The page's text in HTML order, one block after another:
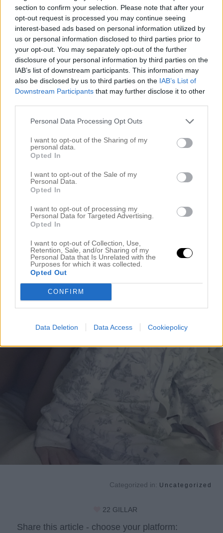
section to confirm your selection. Please note that after your
opt-out request is processed you may continue seeing
interest-based ads based on personal information utilized by
us or personal information disclosed to third parties prior to
your opt-out. You may separately opt-out of the further
disclosure of your personal information by third parties on the
IAB’s list of downstream participants. This information may
also be disclosed by us to third parties on the IAB’s List of
Downstream Participants that may further disclose it to other
Personal Data Processing Opt Outs
I want to opt-out of the Sharing of my
personal data.
Opted In
I want to opt-out of the Sale of my
Personal Data.
Opted In
I want to opt-out of processing my
Personal Data for Targeted Advertising.
Opted In
I want to opt-out of Collection, Use,
Retention, Sale, and/or Sharing of my
Personal Data that Is Unrelated with the
Purposes for which it was collected.
Opted Out
CONFIRM
Data Deletion Data Access Cookiepolicy
Categorized in: Uncategorized
22 GILLAR
Share this article - choose your platform: